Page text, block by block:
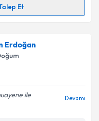
Et
takvimi talebi
almanız için bir
ile bilgilendireceğiz.
Erdoğan
ile
Devamı